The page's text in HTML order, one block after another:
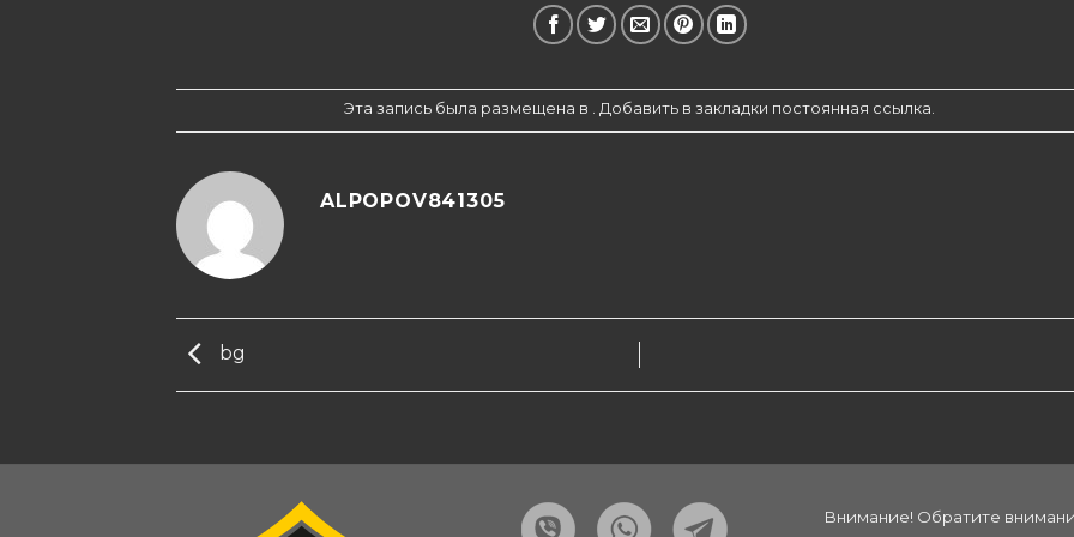
Эта запись была размещена в . Добавить в закладки постоянная ссылка.
ALPOPOV841305
bg
Внимание! Обратите